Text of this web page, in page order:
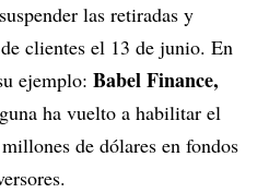
las retiradas y
clientes el 13 de junio. En
ejemplo: Babel Finance,
ha vuelto a habilitar el
de dólares en fondos